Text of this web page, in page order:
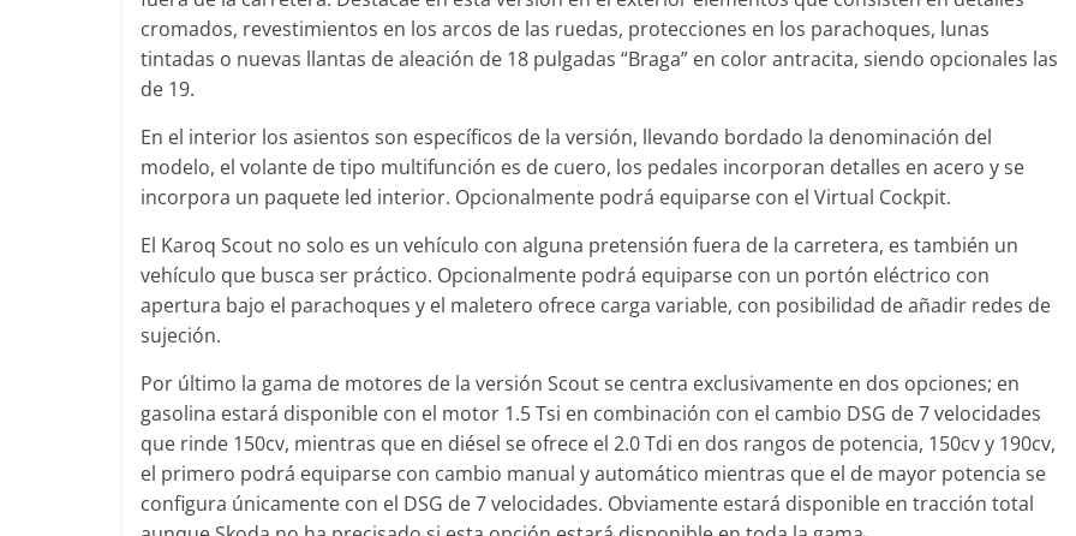
cromados, revestimientos en los arcos de las ruedas, protecciones en los parachoques, lunas
tintadas o nuevas llantas de aleación de 18 pulgadas “Braga” en color antracita, siendo opcionales las
de 19.
En el interior los asientos son específicos de la versión, llevando bordado la denominación del
modelo, el volante de tipo multifunción es de cuero, los pedales incorporan detalles en acero y se
incorpora un paquete led interior. Opcionalmente podrá equiparse con el Virtual Cockpit.
El Karoq Scout no solo es un vehículo con alguna pretensión fuera de la carretera, es también un
vehículo que busca ser práctico. Opcionalmente podrá equiparse con un portón eléctrico con
apertura bajo el parachoques y el maletero ofrece carga variable, con posibilidad de añadir redes de
sujeción.
Por último la gama de motores de la versión Scout se centra exclusivamente en dos opciones; en
gasolina estará disponible con el motor 1.5 Tsi en combinación con el cambio DSG de 7 velocidades
que rinde 150cv, mientras que en diésel se ofrece el 2.0 Tdi en dos rangos de potencia, 150cv y 190cv,
el primero podrá equiparse con cambio manual y automático mientras que el de mayor potencia se
configura únicamente con el DSG de 7 velocidades. Obviamente estará disponible en tracción total
Pequeño gran amor:
probamos el Smart fortwo
Pruebas
Probamos el SEAT Ibiza FR
1.0 TSI 115cv DSG
12 de abril de 2021 Joschelito 0
Pruebas
Probamos el Mercedes-
19 de abril de 2020 Joschelito
Clase S Coupé W140: 30
Clásicos
Audi RS6: 20 años de
Clásicos
BMW Serie 7: lujo desde